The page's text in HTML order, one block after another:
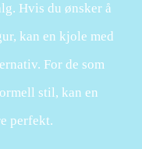
Hvis du ønsker å
kan en kjole med
For de som
stil, kan en
perfekt.